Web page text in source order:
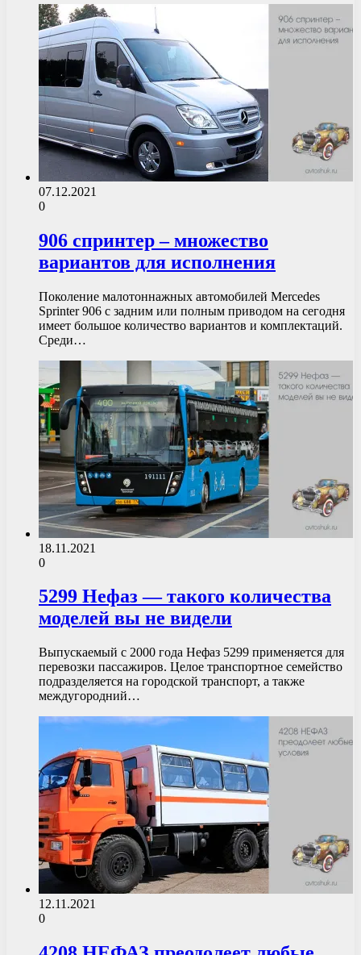
07.12.2021
0
906 спринтер – множество
вариантов для исполнения
Поколение малотоннажных автомобилей Mercedes
Sprinter 906 с задним или полным приводом на сегодня
имеет большое количество вариантов и комплектаций.
Среди…
18.11.2021
0
5299 Нефаз — такого количества
моделей вы не видели
Выпускаемый с 2000 года Нефаз 5299 применяется для
перевозки пассажиров. Целое транспортное семейство
подразделяется на городской транспорт, а также
междугородний…
12.11.2021
0